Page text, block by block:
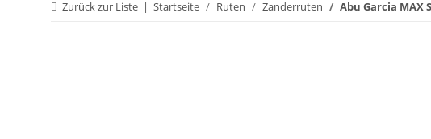
Zurück zur Liste Startseite Ruten Zanderruten Abu Garcia MAX